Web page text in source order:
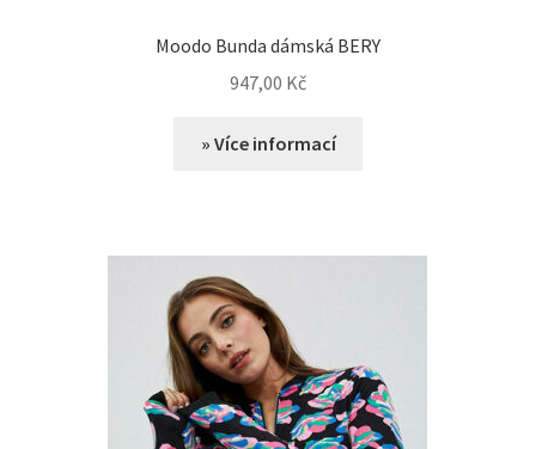
Moodo Bunda dámská BERY
947,00 Kč
» Více informací